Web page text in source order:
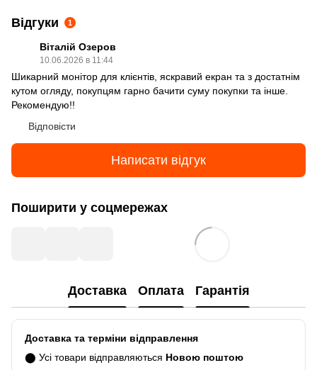
Відгуки 1
Віталій Озеров
10.06.2026 в 11:44
Шикарний монітор для клієнтів, яскравий екран та з достатнім
кутом огляду, покупцям гарно бачити суму покупки та інше.
Рекомендую!!
Відповісти
Написати відгук
Поширити у соцмережах
Доставка Оплата Гарантія
Доставка та терміни відправлення
⬤ Усі товари відправляються Новою поштою